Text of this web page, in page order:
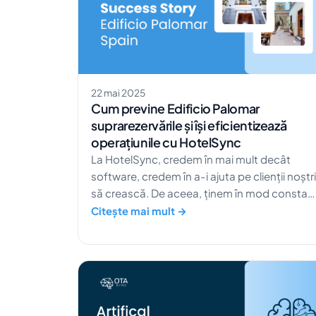
22 mai 2025
Cum previne Edificio Palomar
suprarezervările și își eficientizează
operațiunile cu HotelSync
La HotelSync, credem în mai mult decât
software, credem în a-i ajuta pe clienții noștri
să crească. De aceea, ținem în mod constant
legătura cu partenerii noștri din industria
Apartments din Valencia, am descoperit o
echipă care nu doar prospera, ci folosea și
instrumentele HotelSync pentru a-și
și lăsa în urmă […]
Citește mai mult →